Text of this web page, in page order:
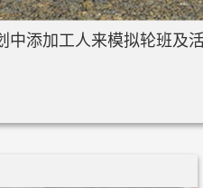
中添加工人来模拟轮班及